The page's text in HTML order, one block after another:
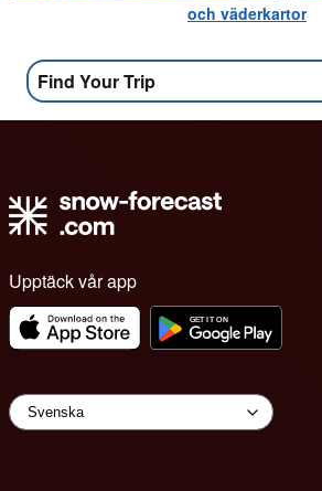
och väderkartor
Find Your Trip
Upptäck vår app